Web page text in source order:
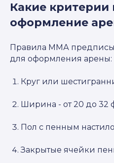
Какие критерии
оформление
Правила ММА
для оформления арены:
Круг или
Ширина - от 20 до 32
Пол с пенным
Закрытые ячейки